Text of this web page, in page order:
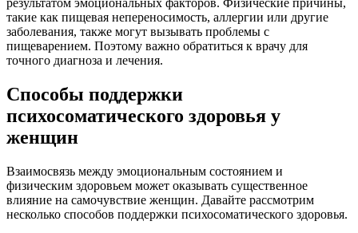
результатом эмоциональных факторов. Физические причины,
такие как пищевая непереносимость, аллергии или другие
заболевания, также могут вызывать проблемы с
пищеварением. Поэтому важно обратиться к врачу для
точного диагноза и лечения.
Способы поддержки
психосоматического здоровья у
женщин
Взаимосвязь между эмоциональным состоянием и
физическим здоровьем может оказывать существенное
влияние на самочувствие женщин. Давайте рассмотрим
несколько способов поддержки психосоматического здоровья.